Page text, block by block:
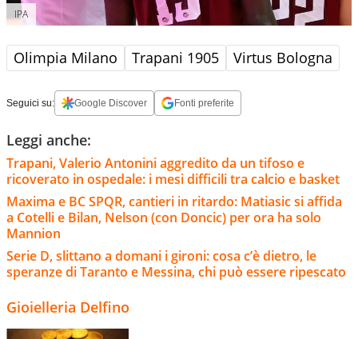
IPA
Olimpia Milano Trapani 1905 Virtus Bologna
Seguici su: Google Discover Fonti preferite
Leggi anche:
Trapani, Valerio Antonini aggredito da un tifoso e
ricoverato in ospedale: i mesi difficili tra calcio e basket
Maxima e BC SPQR, cantieri in ritardo: Matiasic si affida
a Cotelli e Bilan, Nelson (con Doncic) per ora ha solo
Mannion
Serie D, slittano a domani i gironi: cosa c’è dietro, le
speranze di Taranto e Messina, chi può essere ripescato
Gioielleria Delfino